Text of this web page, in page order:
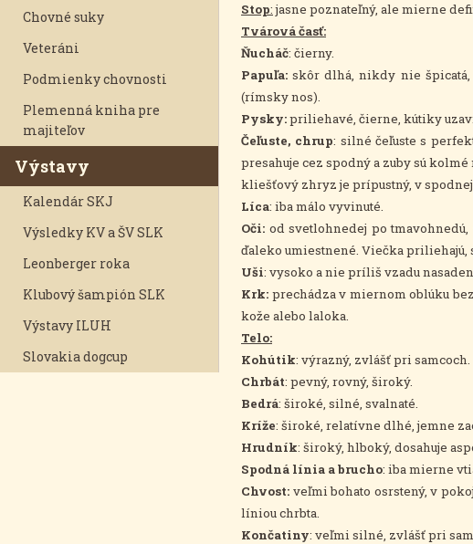
Chovné suky
Veteráni
Podmienky chovnosti
Plemenná kniha pre
majiteľov
Výstavy
Kalendár SKJ
Výsledky KV a ŠV SLK
Leonberger roka
Klubový šampión SLK
Výstavy ILUH
Slovakia dogcup
Stop:jasne poznateľný, ale mierne
Tvárová časť:
Ňucháč: čierny.
Papuľa: skôr dlhá, nikdy nie
(rímsky nos).
Pysky:priliehavé, čierne, kútiky
Čeľuste, chrup: silné čeľuste s
presahuje cez spodný a zuby sú
kliešťový zhryz je prípustný, v
Líca: iba málo vyvinuté.
Oči: od svetlohnedej po
ďaleko umiestnené. Viečka
Uši: vysoko a nie príliš vzadu
Krk: prechádza v miernom oblúku
kože alebo laloka.
Telo:
Kohútik: výrazný, zvlášť pri samcoch.
Chrbát: pevný, rovný, široký.
Bedrá: široké, silné, svalnaté.
Kríže: široké, relatívne dlhé, jemne
Hrudník: široký, hlboký, dosahuje
Spodná línia a brucho: iba mierne
Chvost: veľmi bohato osrstený, v
líniou chrbta.
Končatiny: veľmi silné, zvlášť pri